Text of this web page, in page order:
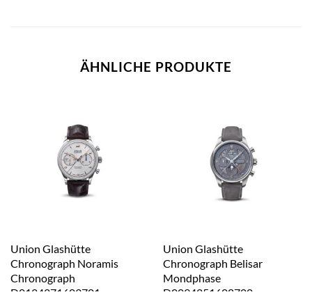
ÄHNLICHE PRODUKTE
Union Glashütte
Chronograph Noramis
Chronograph
D0124271603701
Union Glashütte
Chronograph Belisar
Mondphase
D0094251608700